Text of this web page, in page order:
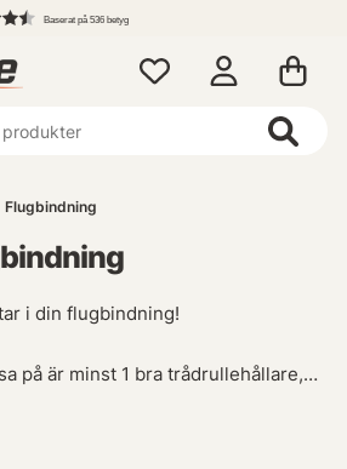
Flugbindning
i din flugbindning!
på är minst 1 bra trådrullehållare,